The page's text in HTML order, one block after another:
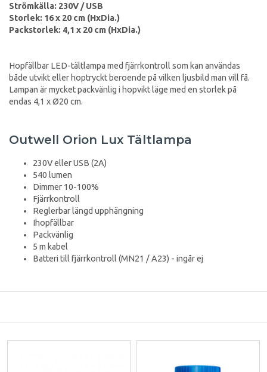
Strömkälla: 230V / USB
Storlek: 16 x 20 cm (HxDia.)
Packstorlek: 4,1 x 20 cm (HxDia.)
Hopfällbar LED-tältlampa med fjärrkontroll som kan användas
både utvikt eller hoptryckt beroende på vilken ljusbild man vill få.
Lampan är mycket packvänlig i hopvikt läge med en storlek på
endas 4,1 x Ø20 cm.
Outwell Orion Lux Tältlampa
230V eller USB (2A)
540 lumen
Dimmer 10-100%
Fjärrkontroll
Reglerbar längd upphängning
Ihopfällbar
Packvänlig
5 m kabel
Batteri till fjärrkontroll (MN21 / A23) - ingår ej